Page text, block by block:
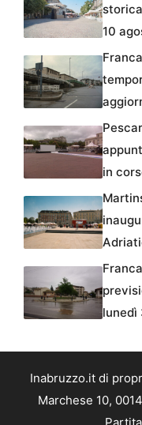
10
in
lunedì
Inabruzzo.it di
Marchese 10,